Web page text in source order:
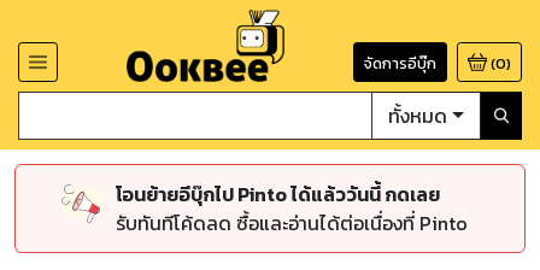
จัดการอีบุ๊ก (0)
ทั้งหมด
โอนย้ายอีบุ๊กไป Pinto ได้แล้ววันนี้ กดเลย
รับทันทีโค้ดลด ซื้อและอ่านได้ต่อเนื่องที่ Pinto